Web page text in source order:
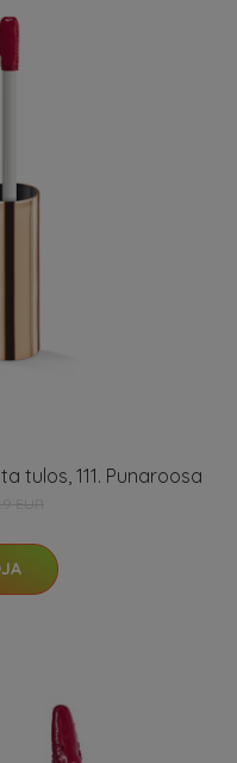
tulos, 111. Punaroosa